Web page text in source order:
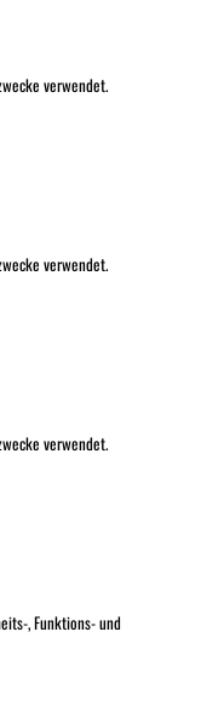
verwendet.
verwendet.
verwendet.
, Funktions- und